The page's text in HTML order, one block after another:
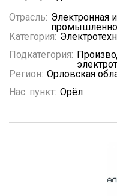
Отрасль: Электронная
Категория:
Подкатегория:
Регион: Орловская
Нас. пункт: Орёл